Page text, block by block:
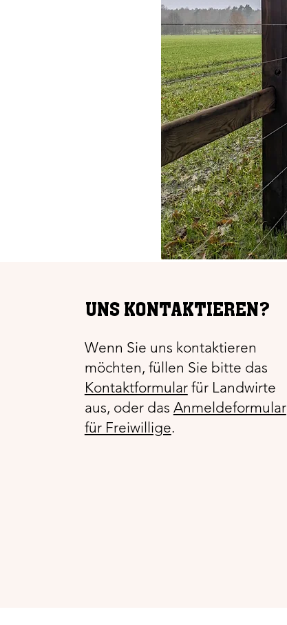
UNS KONTAKTIEREN?
Wenn Sie uns kontaktieren
möchten, füllen Sie bitte das
Kontaktformularfür Landwirte
aus, oder das Anmeldeformular
für Freiwillige.